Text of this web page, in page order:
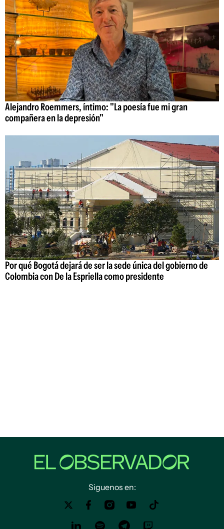
Alejandro Roemmers, íntimo: "La poesía fue mi gran
compañera en la depresión"
Por qué Bogotá dejará de ser la sede única del gobierno de
Colombia con De la Espriella como presidente
Siguenos en: